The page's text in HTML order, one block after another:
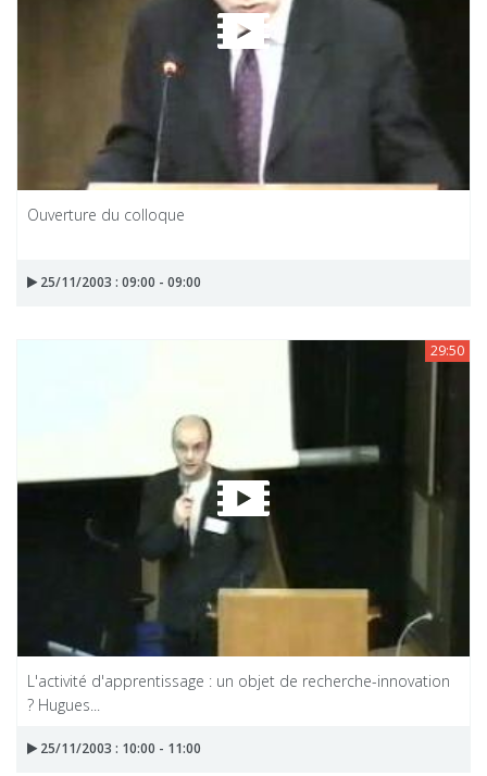
Ouverture du colloque
25/11/2003 : 09:00 - 09:00
29:50
L'activité d'apprentissage : un objet de recherche-innovation
? Hugues...
25/11/2003 : 10:00 - 11:00